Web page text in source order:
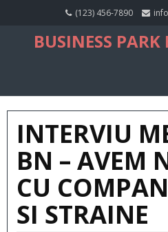
(123) 456-7890
BUSINESS
INTERVIU
BN – AVEM
CU
SI STRAINE